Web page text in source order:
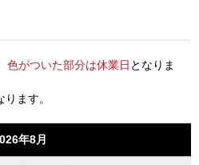
色がついた部分は休業日 となりま
ます。
年8月